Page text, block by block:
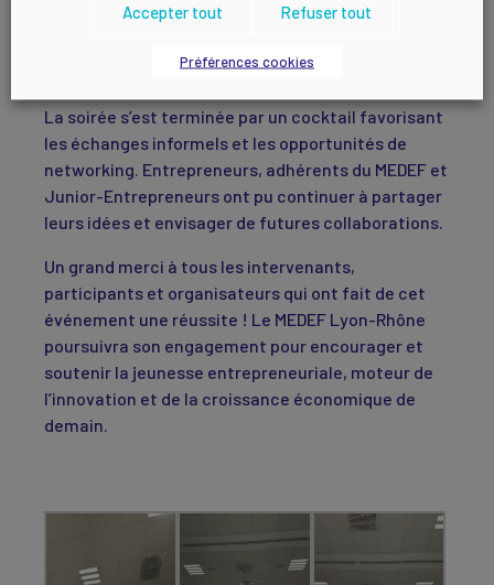
Un moment de convivialité pour conclure
La soirée s’est terminée par un cocktail favorisant
les échanges informels et les opportunités de
networking. Entrepreneurs, adhérents du MEDEF et
Junior-Entrepreneurs ont pu continuer à partager
leurs idées et envisager de futures collaborations.
Un grand merci à tous les intervenants,
participants et organisateurs qui ont fait de cet
événement une réussite ! Le MEDEF Lyon-Rhône
poursuivra son engagement pour encourager et
soutenir la jeunesse entrepreneuriale, moteur de
l’innovation et de la croissance économique de
demain.
Accepter tout Refuser tout
Préférences cookies